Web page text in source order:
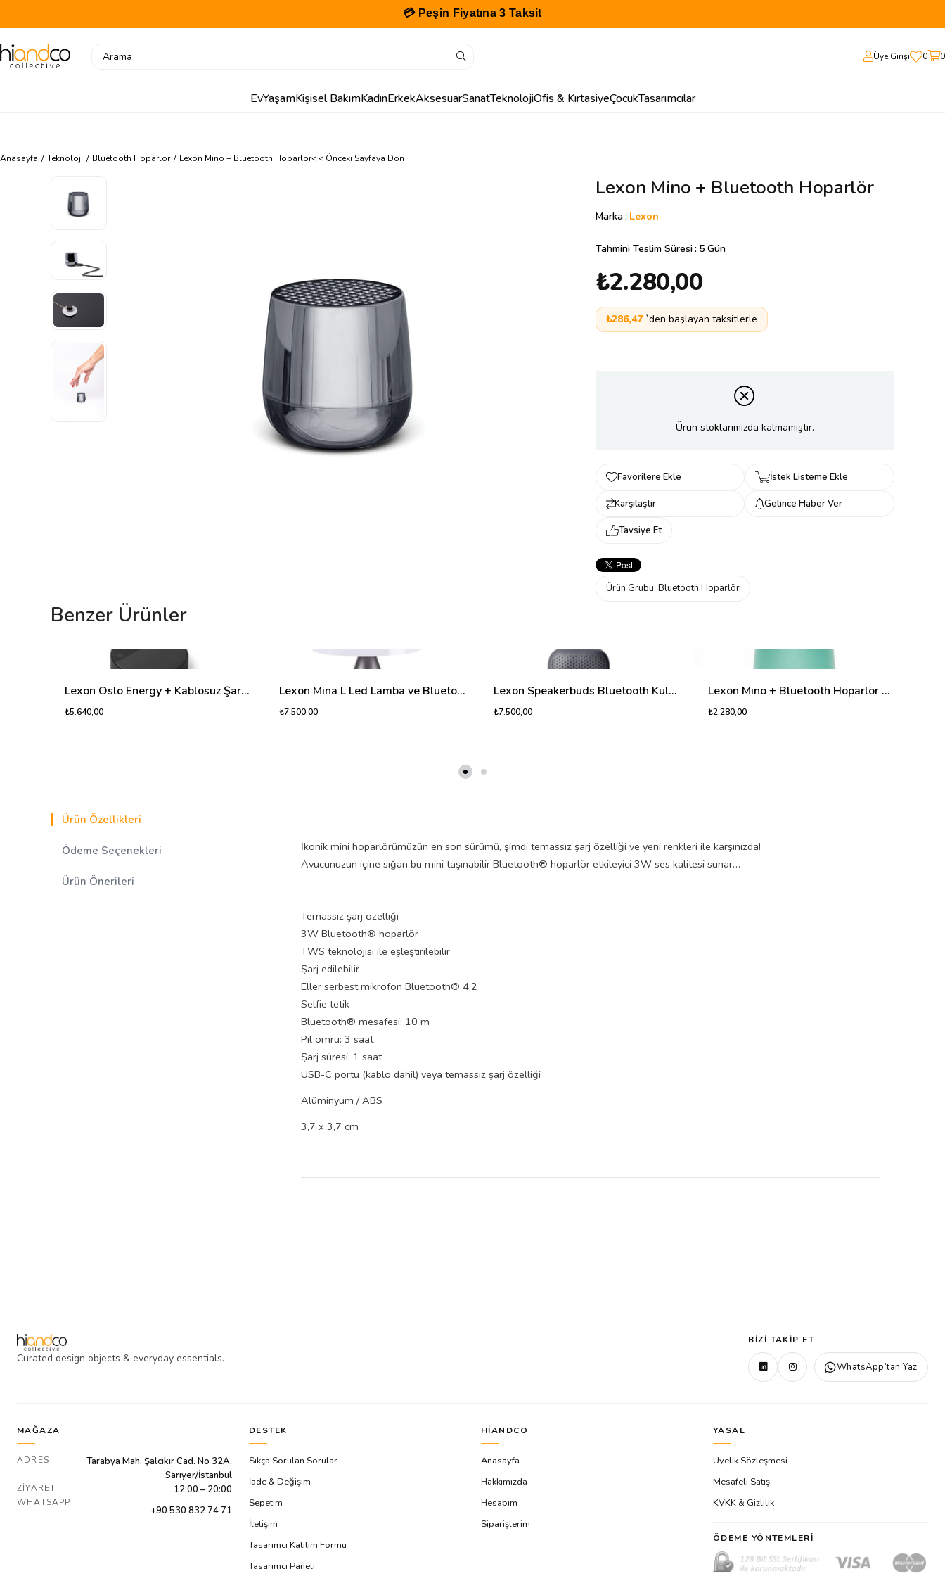
💳 Peşin Fiyatına 3 Taksit
Üye Girişi 0 0
EvYaşamKişisel BakımKadınErkekAksesuarSanatTeknolojiOfis & KırtasiyeÇocukTasarımcılar
Anasayfa Teknoloji Bluetooth Hoparlör Lexon Mino + Bluetooth Hoparlör< < Önceki Sayfaya Dön
Lexon Mino + Bluetooth Hoparlör
Marka: Lexon
Tahmini Teslim Süresi: 5 Gün
₺2.280,00
₺286,47 `den başlayan taksitlerle
Ürün stoklarımızda kalmamıştır.
Favorilere Ekle İstek Listeme Ekle
Karşılaştır Gelince Haber Ver
Tavsiye Et
Ürün Grubu: Bluetooth Hoparlör
Benzer Ürünler
Lexon Oslo Energy + Kablosuz Şarj Cihazı ve Bluetooth Hoparlör Siyah
₺5.640,00
Lexon Mina L Led Lamba ve Bluetooth Hoparlör Metalik Gri
₺7.500,00
Lexon Speakerbuds Bluetooth Kulaklık & Bluetooth Hoparlör Gri
₺7.500,00
Lexon Mino + Bluetooth Hoparlör Mint
₺2.280,00
Ürün Özellikleri
Ödeme Seçenekleri
Ürün Önerileri
İkonik mini hoparlörümüzün en son sürümü, şimdi temassız şarj özelliği ve yeni renkleri ile karşınızda!
Avucunuzun içine sığan bu mini taşınabilir Bluetooth® hoparlör etkileyici 3W ses kalitesi sunar…
Temassız şarj özelliği
3W Bluetooth® hoparlör
TWS teknolojisi ile eşleştirilebilir
Şarj edilebilir
Eller serbest mikrofon Bluetooth® 4.2
Selfie tetik
Bluetooth® mesafesi: 10 m
Pil ömrü: 3 saat
Şarj süresi: 1 saat
USB-C portu (kablo dahil) veya temassız şarj özelliği
Alüminyum / ABS
3,7 x 3,7 cm
Curated design objects & everyday essentials.
BIZI TAKIP ET
WhatsApp’tan Yaz
MAĞAZA
ADRES
Tarabya Mah. Şalcıkır Cad. No 32A,
Sarıyer/İstanbul
ZIYARET 12:00 – 20:00
WHATSAPP
+90 530 832 74 71
DESTEK
Sıkça Sorulan Sorular
İade & Değişim
Sepetim
İletişim
Tasarımcı Katılım Formu
Tasarımcı Paneli
HIANDCO
Anasayfa
Hakkımızda
Hesabım
Siparişlerim
YASAL
Üyelik Sözleşmesi
Mesafeli Satış
KVKK & Gizlilik
ÖDEME YÖNTEMLERI